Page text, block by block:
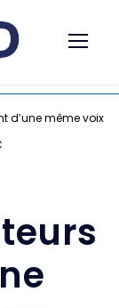
d’une même voix